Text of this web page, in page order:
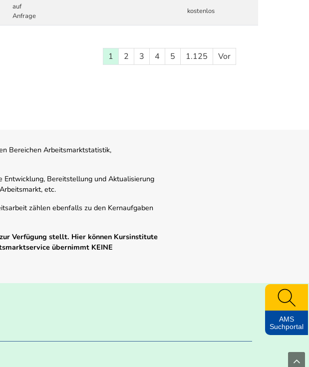
auf
Anfrage
kostenlos
1 2 3 4 5 1.125 Vor
Bereichen Arbeitsmarktstatistik,
Entwicklung, Bereitstellung und Aktualisierung
etc.
zählen ebenfalls zu den Kernaufgaben
Verfügung stellt. Hier können Kursinstitute
übernimmt KEINE
AMS
Suchportal